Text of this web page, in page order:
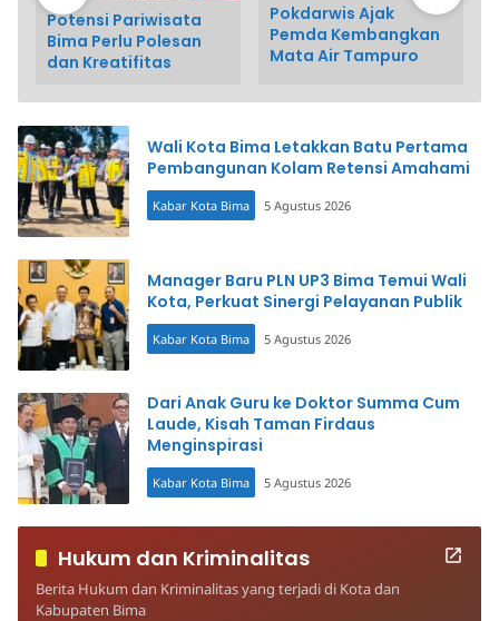
Potensi Pariwisata
Bima Perlu Polesan
dan Kreatifitas
Pokdarwis Ajak
Pemda Kembangkan
Mata Air Tampuro
Wali Kota Bima Letakkan Batu Pertama
Pembangunan Kolam Retensi Amahami
Kabar Kota Bima 5 Agustus 2026
Manager Baru PLN UP3 Bima Temui Wali
Kota, Perkuat Sinergi Pelayanan Publik
Kabar Kota Bima 5 Agustus 2026
Dari Anak Guru ke Doktor Summa Cum
Laude, Kisah Taman Firdaus
Menginspirasi
Kabar Kota Bima 5 Agustus 2026
Hukum dan Kriminalitas
Berita Hukum dan Kriminalitas yang terjadi di Kota dan
Kabupaten Bima